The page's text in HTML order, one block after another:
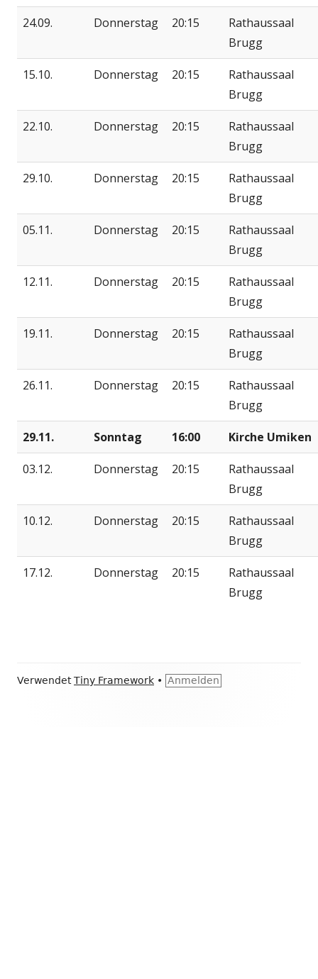
24.09. Donnerstag 20:15
Rathaussaal
Brugg
15.10. Donnerstag 20:15
Rathaussaal
Brugg
22.10. Donnerstag 20:15
Rathaussaal
Brugg
29.10. Donnerstag 20:15
Rathaussaal
Brugg
05.11. Donnerstag 20:15
Rathaussaal
Brugg
12.11. Donnerstag 20:15
Rathaussaal
Brugg
19.11. Donnerstag 20:15
Rathaussaal
Brugg
26.11. Donnerstag 20:15
Rathaussaal
Brugg
29.11. Sonntag 16:00 Kirche Umiken
03.12. Donnerstag 20:15
Rathaussaal
Brugg
10.12. Donnerstag 20:15
Rathaussaal
Brugg
17.12. Donnerstag 20:15
Rathaussaal
Brugg
Footer
VerwendetTiny Framework • Anmelden